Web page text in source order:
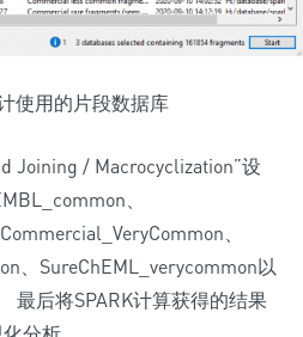
使用的片段数据库
Joining / Macrocyclization”设
、
、
、SureChEML_verycommon以
最后将SPARK计算获得的结果